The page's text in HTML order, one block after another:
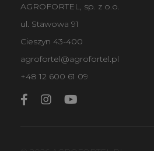
AGROFORTEL, sp. z o.o.
ul. Stawowa 91
Cieszyn 43-400
agrofortel@agrofortel.pl
+48 12 600 61 09